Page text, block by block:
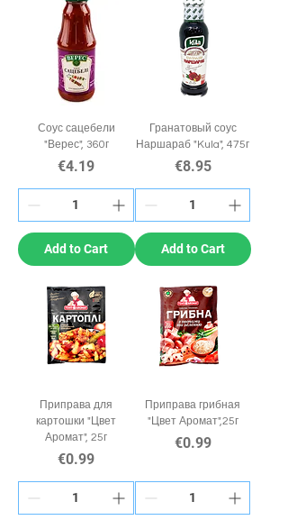
Соус сацебели
"Верес", 360г
Price
€4.19
Add to Cart
Гранатовый соус
Наршараб "Kula", 475г
Price
€8.95
Add to Cart
Приправа для
картошки "Цвет
Аромат", 25г
Price
€0.99
Приправа грибная
"Цвет Аромат",25г
Price
€0.99